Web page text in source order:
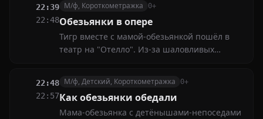
склонностью к авантюризму, поэтому маме
приходится исправлять их шалости и
спасать их от проблем
22:39
22:48
М/ф, Короткометражка 0+
Обезьянки в опере
Тигр вместе с мамой-обезьянкой пошёл в
театр на "Отелло". Из-за шаловливых
её
22:48
22:57
М/ф, Детский, Короткометражка 0+
Как обезьянки обедали
Мама-обезьянка с детёнышами-непоседами